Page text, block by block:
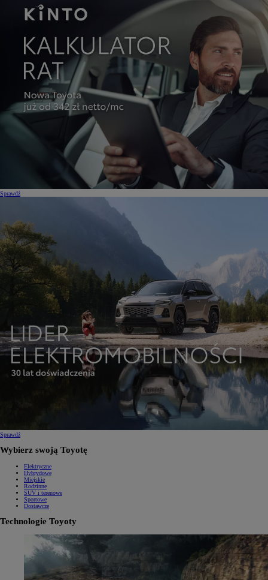
Sprawdź
Sprawdź
Wybierz swoją Toyotę
Elektryczne
Hybrydowe
Miejskie
Rodzinne
SUV i terenowe
Sportowe
Dostawcze
Technologie Toyoty